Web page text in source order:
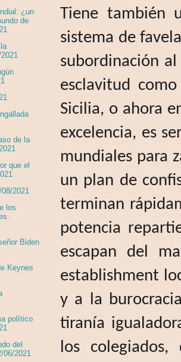
Tiene también
sistema de
subordinación
esclavitud
Sicilia, o ahora
excelencia, es
mundiales para
un plan de
terminan
potencia
escapan del
establishment
y a la
tiranía
los
¿un
de
de la
que el
2021
los
Biden
Keynes
político
del
2021